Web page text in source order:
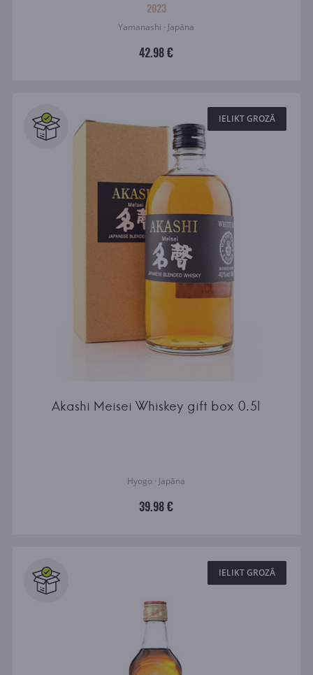
2023
Yamanashi · Japāna
42.98 €
IELIKT GROZĀ
Akashi Meisei Whiskey gift box 0.5l
Hyogo · Japāna
39.98 €
IELIKT GROZĀ